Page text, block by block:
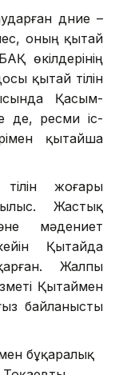
дүние –
оның қытай
өкілдерінің
қытай тілін
Қасым-
де, ресми іс-
қытайша
жоғары
Жастық
мәдениет
Қытайда
Жалпы
Қытаймен
байланысты
бұқаралық